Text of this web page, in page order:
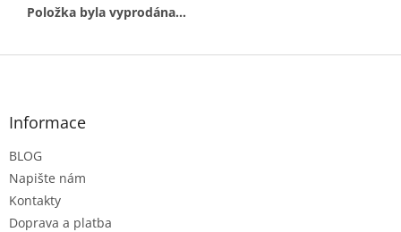
Položka byla vyprodána…
Z
Informace
BLOG
Napište nám
Kontakty
Doprava a platba